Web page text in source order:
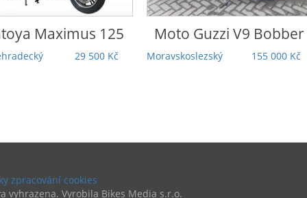
GuzziV9 Bobber
155 000 Kč
HondaRebel 1100 DCT
Touring | 5 000 km |
Záruka | TOP stav |
zpracování cookies
vyhrazena. Vyrobila Bikes Media s.r.o.